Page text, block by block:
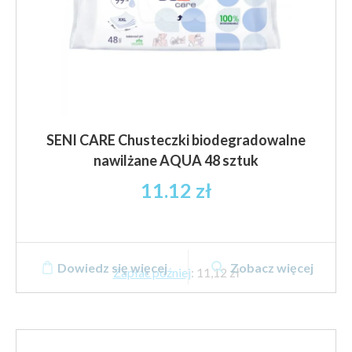
SENI CARE Chusteczki biodegradowalne
nawilżane AQUA 48 sztuk
11.12 zł
Zapłać później: 11,12 zł
Dowiedz się więcej Zobacz więcej